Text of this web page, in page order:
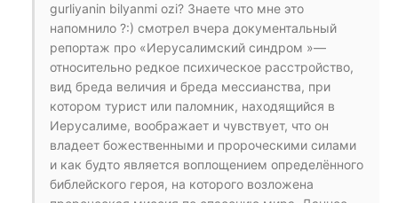
gurliyanin bilyanmi ozi? Знаете что мне это
напомнило ?:) смотрел вчера документальный
репортаж про «Иерусалимский синдром »—
относительно редкое психическое расстройство,
вид бреда величия и бреда мессианства, при
котором турист или паломник, находящийся в
Иерусалиме, воображает и чувствует, что он
владеет божественными и пророческими силами
и как будто является воплощением определённого
библейского героя, на которого возложена